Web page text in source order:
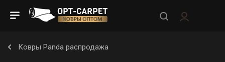
Ковры Panda распродажа